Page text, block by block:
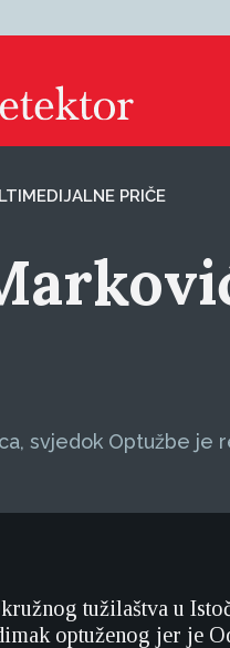
PRIČE
svjedok Optužbe
tužilaštva u
optuženog jer je